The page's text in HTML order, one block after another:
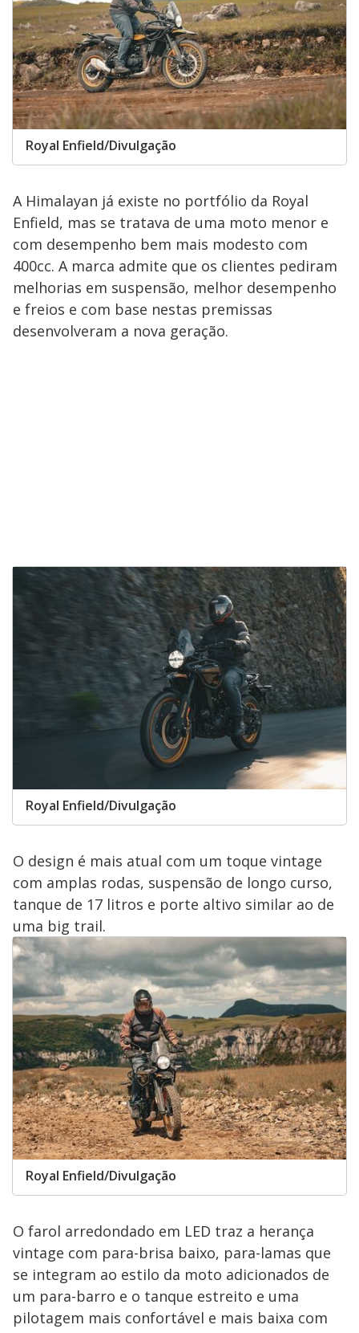
Royal Enfield/Divulgação
A Himalayan já existe no portfólio da Royal
Enfield, mas se tratava de uma moto menor e
com desempenho bem mais modesto com
400cc. A marca admite que os clientes pediram
melhorias em suspensão, melhor desempenho
e freios e com base nestas premissas
desenvolveram a nova geração.
Royal Enfield/Divulgação
O design é mais atual com um toque vintage
com amplas rodas, suspensão de longo curso,
tanque de 17 litros e porte altivo similar ao de
uma big trail.
Royal Enfield/Divulgação
O farol arredondado em LED traz a herança
vintage com para-brisa baixo, para-lamas que
se integram ao estilo da moto adicionados de
um para-barro e o tanque estreito e uma
pilotagem mais confortável e mais baixa com